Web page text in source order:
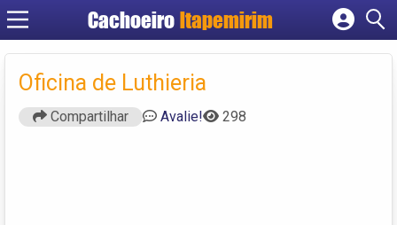
Cachoeiro Itapemirim
Cadastrar empresa
Criar conta
Oficina de Luthieria
Compartilhar Avalie! 298